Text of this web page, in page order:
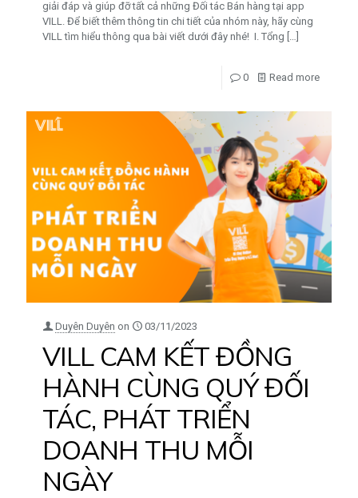
giải đáp và giúp đỡ tất cả những Đối tác Bán hàng tại app
VILL. Để biết thêm thông tin chi tiết của nhóm này, hãy cùng
VILL tìm hiểu thông qua bài viết dưới đây nhé! I. Tổng
0 Read more
Duyên Duyên on 03/11/2023
VILL CAM KẾT ĐỒNG
HÀNH CÙNG QUÝ ĐỐI
TÁC, PHÁT TRIỂN
DOANH THU MỖI
NGÀY